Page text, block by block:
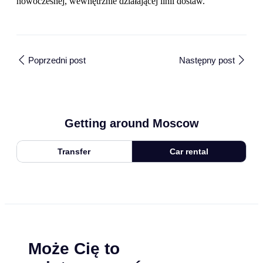
Poprzedni post Następny post
Getting around Moscow
Transfer Car rental
Może Cię to